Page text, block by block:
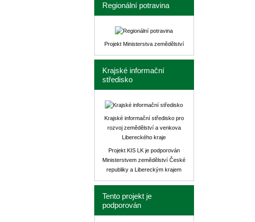
Regionální potravina
Projekt Ministerstva zemědělství
Krajské informační
středisko
Krajské informační středisko pro
rozvoj zemědělství a venkova
Libereckého kraje
Projekt KIS LK je podporován
Ministerstvem zemědělství České
republiky a Libereckým krajem
Tento projekt je
podporován